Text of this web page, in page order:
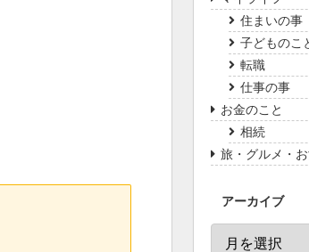
住まいの事
子どものこ
転職
仕事の事
お金のこと
相続
旅・グルメ・
アーカイブ